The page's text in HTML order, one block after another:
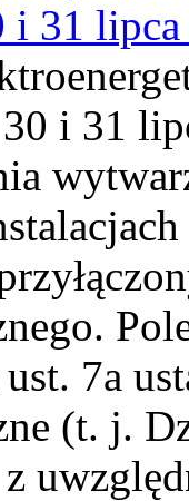
i 31
i 31
7a
(t. j.